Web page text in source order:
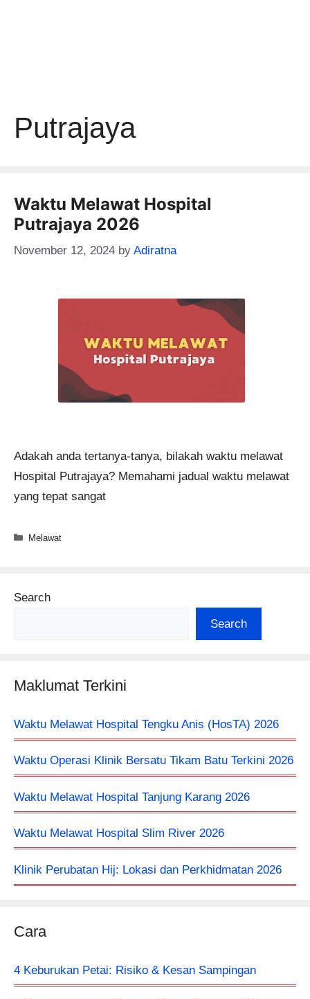
Putrajaya
Waktu Melawat Hospital
Putrajaya 2026
November 12, 2024 by Adiratna
Adakah anda tertanya-tanya, bilakah waktu melawat
Hospital Putrajaya? Memahami jadual waktu melawat
yang tepat sangat
Categories
Melawat
Search
Search
Maklumat Terkini
Waktu Melawat Hospital Tengku Anis (HosTA) 2026
Waktu Operasi Klinik Bersatu Tikam Batu Terkini 2026
Waktu Melawat Hospital Tanjung Karang 2026
Waktu Melawat Hospital Slim River 2026
Klinik Perubatan Hij: Lokasi dan Perkhidmatan 2026
Cara
4 Keburukan Petai: Risiko & Kesan Sampingan